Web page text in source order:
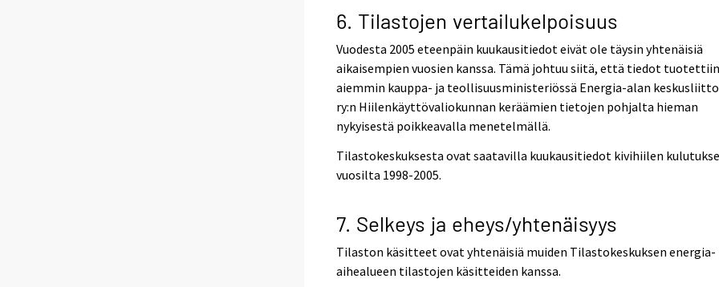
6. Tilastojen vertailukelpoisuus
Vuodesta 2005 eteenpäin kuukausitiedot eivät ole täysin yhtenäisiä
aikaisempien vuosien kanssa. Tämä johtuu siitä, että tiedot tuotettiin
aiemmin kauppa- ja teollisuusministeriössä Energia-alan keskusliitto
ry:n Hiilenkäyttövaliokunnan keräämien tietojen pohjalta hieman
nykyisestä poikkeavalla menetelmällä.
Tilastokeskuksesta ovat saatavilla kuukausitiedot kivihiilen
vuosilta 1998-2005.
7. Selkeys ja eheys/yhtenäisyys
Tilaston käsitteet ovat yhtenäisiä muiden Tilastokeskuksen energia-
aihealueen tilastojen käsitteiden kanssa.